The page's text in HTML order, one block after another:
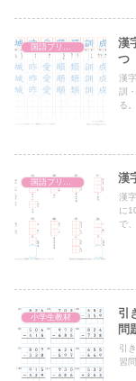
国語プリント
漢
つ
漢
訓
る
国語プリント 漢
漢
に
で
小学生教材
引
問
引
習